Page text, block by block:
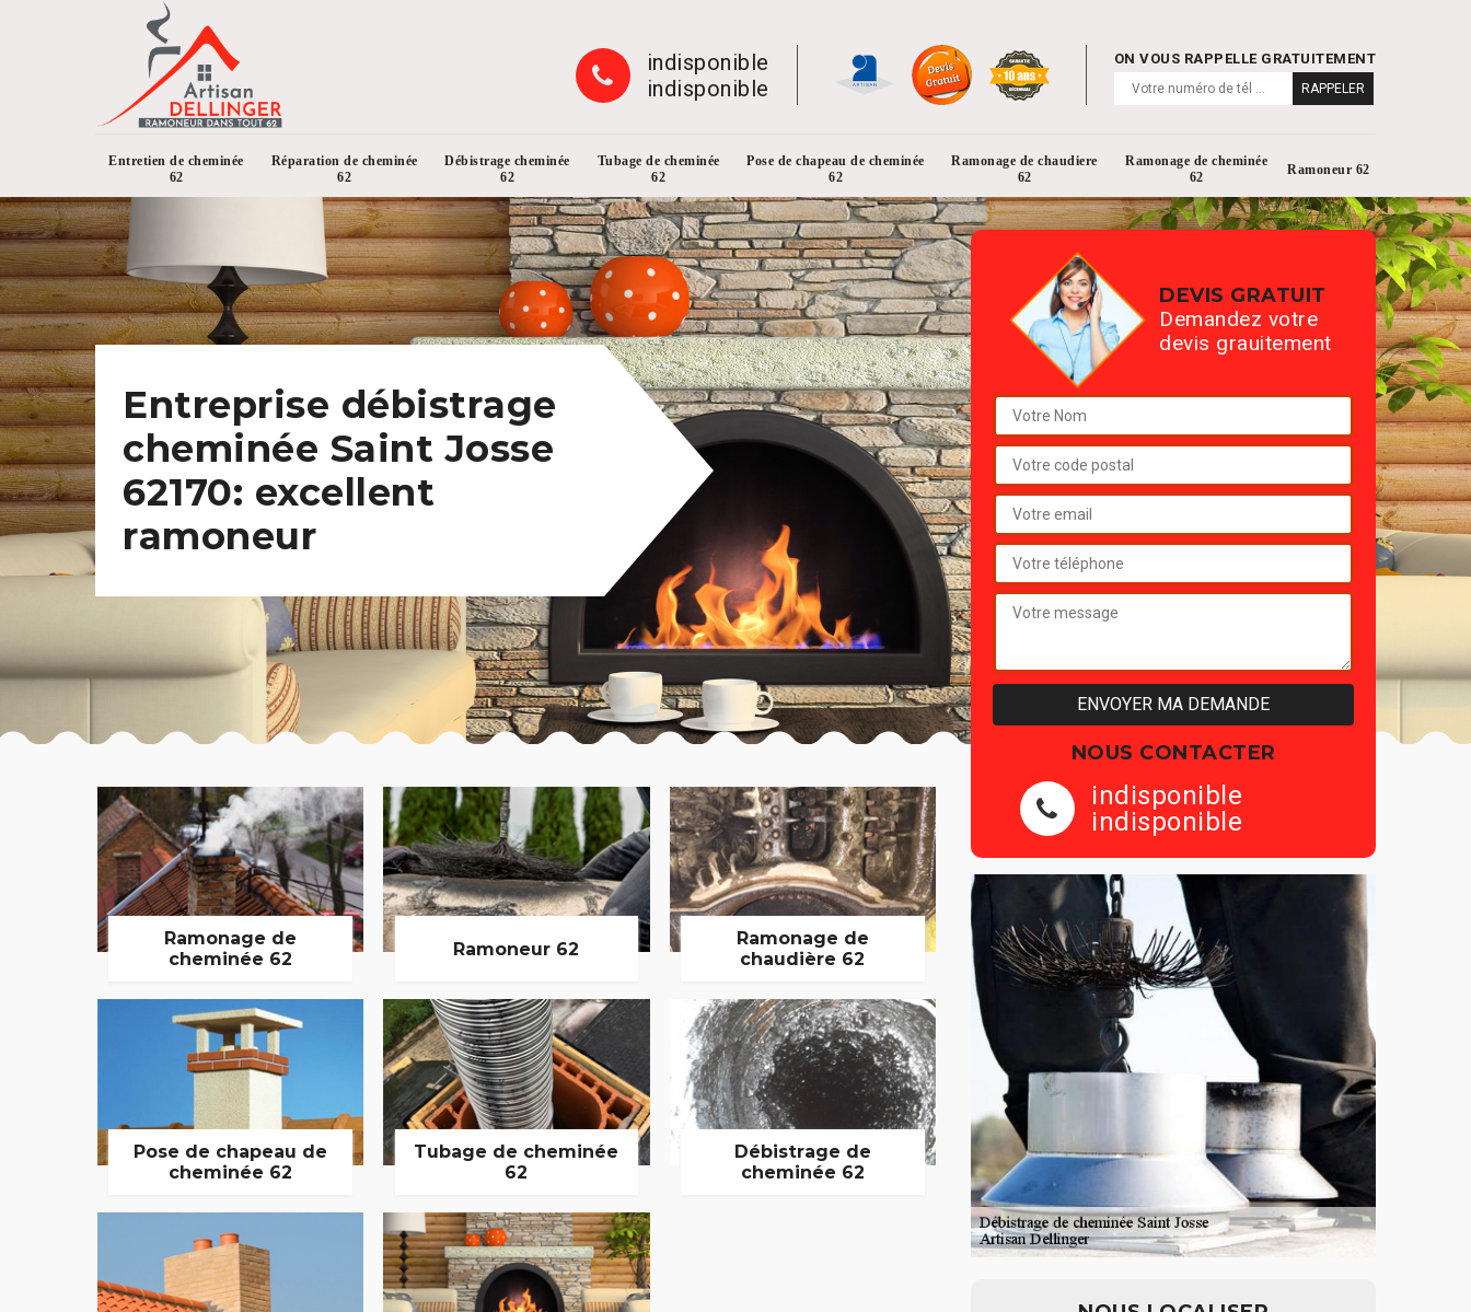
indisponible
indisponible
ON VOUS RAPPELLE GRATUITEMENT
Entretien de cheminée
62
Réparation de cheminée
62
Débistrage cheminée
62
Tubage de cheminée
62
Pose de chapeau de cheminée
62
Ramonage de chaudiere
62
Ramonage de cheminée
62
Ramoneur 62
Entreprise débistrage
cheminée Saint Josse
62170: excellent
ramoneur
Ramonage de
cheminée 62
Ramoneur 62
Ramonage de
chaudière 62
Pose de chapeau de
cheminée 62
Tubage de cheminée
62
Débistrage de
cheminée 62
DEVIS GRATUIT
Demandez votre
devis grauitement
NOUS CONTACTER
indisponible
indisponible